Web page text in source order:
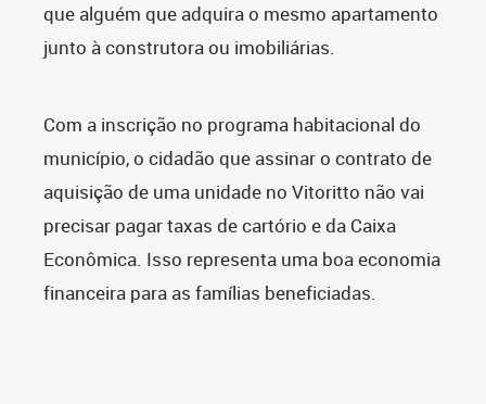
que alguém que adquira o mesmo apartamento
junto à construtora ou imobiliárias.
Com a inscrição no programa habitacional do
município, o cidadão que assinar o contrato de
aquisição de uma unidade no Vitoritto não vai
precisar pagar taxas de cartório e da Caixa
Econômica. Isso representa uma boa economia
financeira para as famílias beneficiadas.